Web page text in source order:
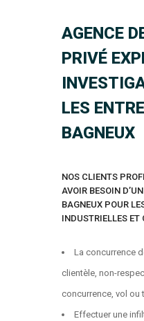
AGENCE
PRIVÉ
LES
BAGNEUX
NOS CLIENTS
AVOIR BESOIN
BAGNEUX POUR
INDUSTRIELLES ET
La concurrence
clientèle, non-
concurrence, vol
Effectuer une